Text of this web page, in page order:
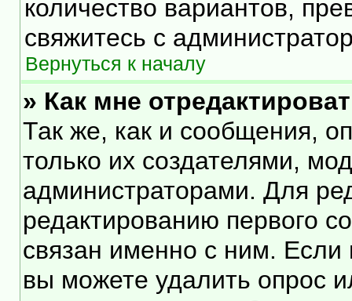
количество вариантов,
свяжитесь с
Вернуться к началу
» Как мне
Так же, как и сообщения,
только их создателями,
администраторами. Для
редактированию первого
связан именно с ним. Если
вы можете удалить опрос